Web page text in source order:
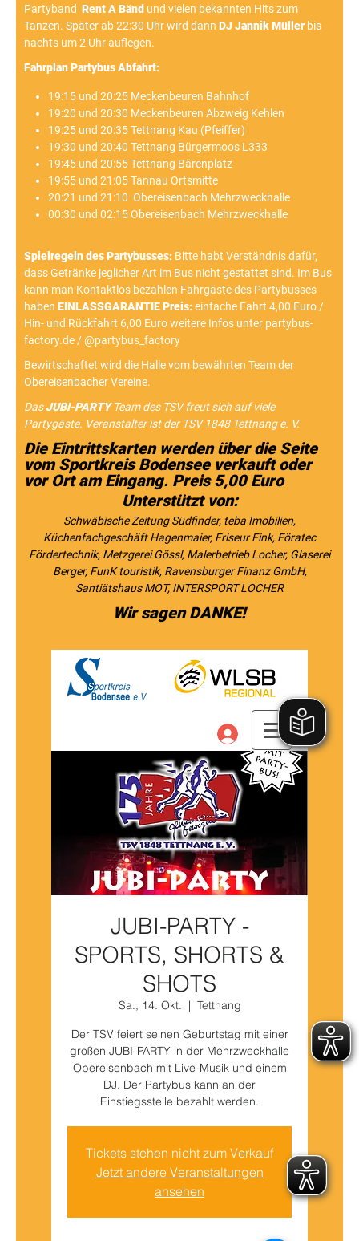
Partyband Rent A Bänd und vielen bekannten Hits zum
Tanzen. Später ab 22:30 Uhr wird dann DJ Jannik Müllerbis
nachts um 2 Uhr auflegen.
Fahrplan Partybus Abfahrt:
19:15 und 20:25 Meckenbeuren Bahnhof
19:20 und 20:30 Meckenbeuren Abzweig Kehlen
19:25 und 20:35 Tettnang Kau (Pfeiffer)
19:30 und 20:40 Tettnang Bürgermoos L333
19:45 und 20:55 Tettnang Bärenplatz
19:55 und 21:05 Tannau Ortsmitte
20:21 und 21:10 Obereisenbach Mehrzweckhalle
00:30 und 02:15 Obereisenbach Mehrzweckhalle
Spielregeln des Partybusses: Bitte habt Verständnis dafür,
dass Getränke jeglicher Art im Bus nicht gestattet sind. Im Bus
kann man Kontaktlos bezahlen Fahrgäste des Partybusses
haben EINLASSGARANTIEPreis:einfache Fahrt 4,00 Euro /
Hin- und Rückfahrt 6,00 Euro weitere Infos unter partybus-
factory.de / @partybus_factory
Bewirtschaftet wird die Halle vom bewährten Team der
Obereisenbacher Vereine.
DasJUBI-PARTYTeam des TSV freut sich auf viele
Partygäste. Veranstalter ist der TSV 1848 Tettnang e. V.
Die Eintrittskarten werden über die Seite
vom Sportkreis Bodensee verkauft oder
vor Ort am Eingang. Preis 5,00 Euro
Unterstützt von:
Schwäbische Zeitung Südfinder, teba Imobilien,
Küchenfachgeschäft Hagenmaier, Friseur Fink, Föratec
Fördertechnik, Metzgerei Gössl, Malerbetrieb Locher, Glaserei
Berger, FunK touristik, Ravensburger Finanz GmbH,
Santiätshaus MOT, INTERSPORT LOCHER
Wir sagen DANKE!